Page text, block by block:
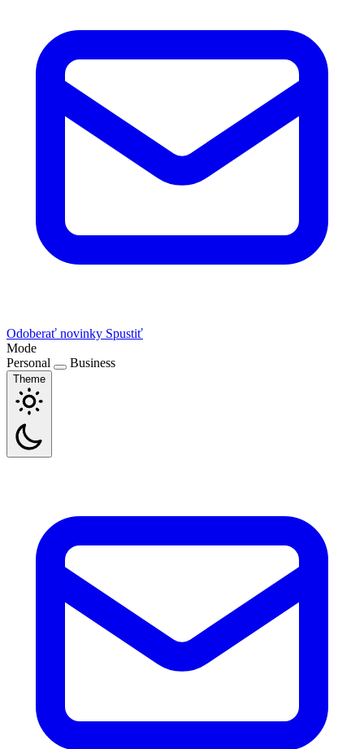
Odoberať novinky Spustiť
Mode
Personal
Business
Theme